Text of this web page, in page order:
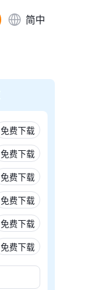
简中
免费下载
免费下载
免费下载
免费下载
免费下载
免费下载